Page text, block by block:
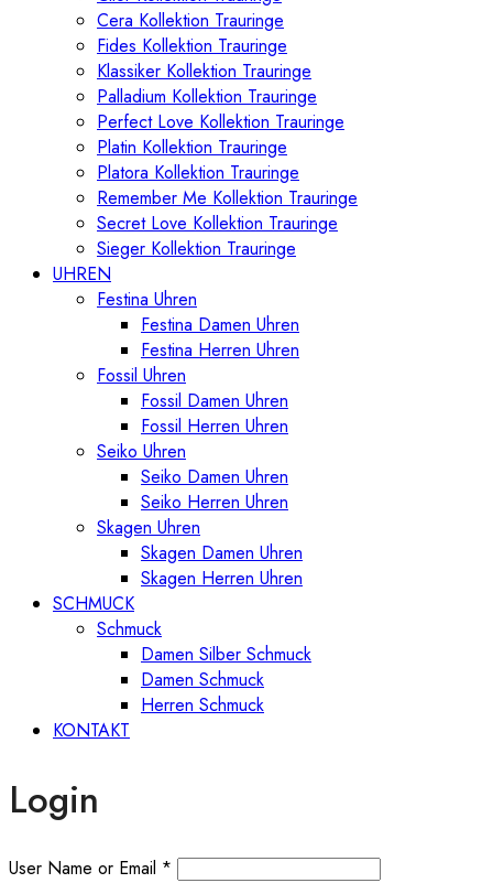
Cera Kollektion Trauringe
Fides Kollektion Trauringe
Klassiker Kollektion Trauringe
Palladium Kollektion Trauringe
Perfect Love Kollektion Trauringe
Platin Kollektion Trauringe
Platora Kollektion Trauringe
Remember Me Kollektion Trauringe
Secret Love Kollektion Trauringe
Sieger Kollektion Trauringe
UHREN
Festina Uhren
Festina Damen Uhren
Festina Herren Uhren
Fossil Uhren
Fossil Damen Uhren
Fossil Herren Uhren
Seiko Uhren
Seiko Damen Uhren
Seiko Herren Uhren
Skagen Uhren
Skagen Damen Uhren
Skagen Herren Uhren
SCHMUCK
Schmuck
Damen Silber Schmuck
Damen Schmuck
Herren Schmuck
KONTAKT
Login
User Name or Email *